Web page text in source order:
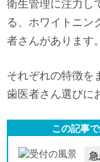
衛生管理に注力し
る、ホワイトニン
者さんがあります。
それぞれの特徴を
歯医者さん選びに
この記事